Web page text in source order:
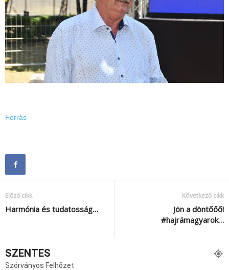
Forrás
Előző cikk
Harmónia és tudatosság…
Következő cikk
Jön a döntőőő!
#hajrámagyarok…
SZENTES
Szórványos Felhőzet